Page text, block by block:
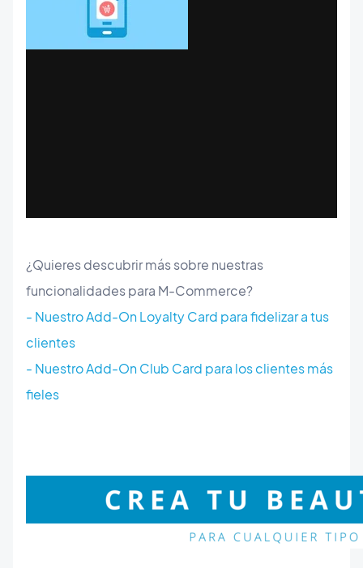
¿Quieres descubrir más sobre nuestras
funcionalidades para M-Commerce?
- Nuestro Add-On Loyalty Card para fidelizar a tus
clientes
- Nuestro Add-On Club Card para los clientes más
fieles